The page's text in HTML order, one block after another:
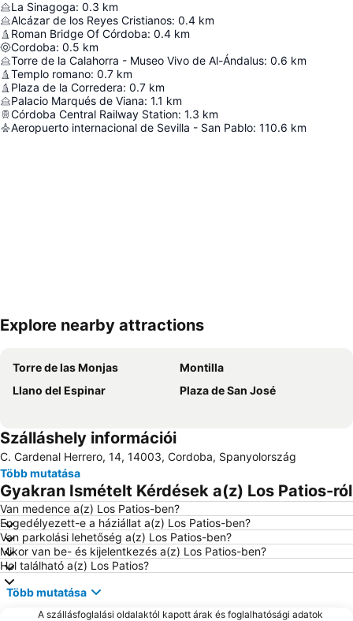
La Sinagoga: 0.3 km
Alcázar de los Reyes Cristianos: 0.4 km
Roman Bridge Of Córdoba: 0.4 km
Cordoba: 0.5 km
Torre de la Calahorra - Museo Vivo de Al-Ándalus: 0.6 km
Templo romano: 0.7 km
Plaza de la Corredera: 0.7 km
Palacio Marqués de Viana: 1.1 km
Córdoba Central Railway Station: 1.3 km
Aeropuerto internacional de Sevilla - San Pablo: 110.6 km
Nagy méretű térkép
Explore nearby attractions
Torre de las Monjas
Montilla
Llano del Espinar
Plaza de San José
Szálláshely információi
C. Cardenal Herrero, 14, 14003, Cordoba, Spanyolország
Több mutatása
Gyakran Ismételt Kérdések a(z) Los Patios-ról
Van medence a(z) Los Patios-ben?
Engedélyezett-e a háziállat a(z) Los Patios-ben?
Van parkolási lehetőség a(z) Los Patios-ben?
Mikor van be- és kijelentkezés a(z) Los Patios-ben?
Hol található a(z) Los Patios?
Több mutatása
A szállásfoglalási oldalaktól kapott árak és foglalhatósági adatok